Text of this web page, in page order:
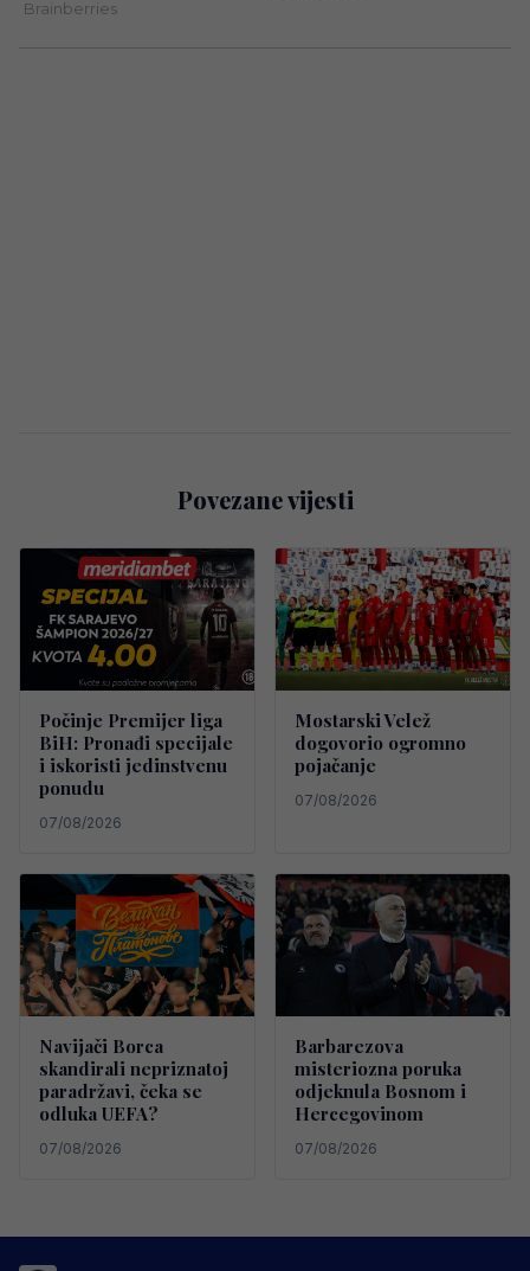
Povezane vijesti
Počinje Premijer liga
BiH: Pronađi specijale
i iskoristi jedinstvenu
ponudu
07/08/2026
Mostarski Velež
dogovorio ogromno
pojačanje
07/08/2026
Navijači Borca
skandirali nepriznatoj
paradržavi, čeka se
odluka UEFA?
07/08/2026
Barbarezova
misteriozna poruka
odjeknula Bosnom i
Hercegovinom
07/08/2026